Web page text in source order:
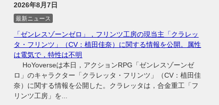
2026年8月7日
最新ニュース
「ゼンレスゾーンゼロ」，フリンツ工房の現当主「クラレッ
タ・フリンツ」（CV：植田佳奈）に関する情報を公開。属性
は電気で，特性は不明
HoYoverseは本日，アクションRPG「ゼンレスゾーンゼ
ロ」のキャラクター「クラレッタ・フリンツ」（CV：植田佳
奈）に関する情報を公開した。クラレッタは，合金重工「フ
リンツ工房」を...